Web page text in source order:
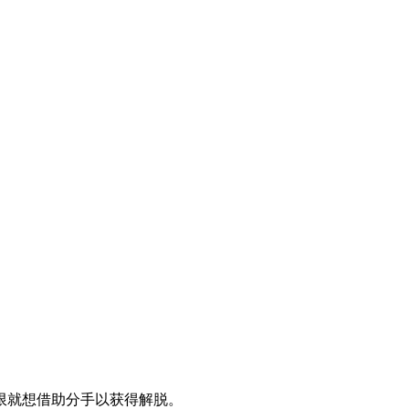
想借助分手以获得解脱。